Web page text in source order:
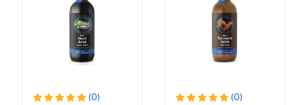
(0) (0)